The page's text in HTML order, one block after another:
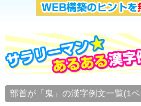
部首が「鬼」の漢字例文一覧(1